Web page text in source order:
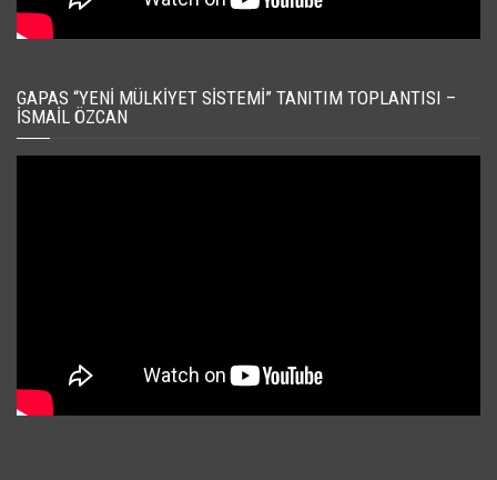
GAPAS “YENI MÜLKIYET SISTEMI” TANITIM TOPLANTISI –
İSMAIL ÖZCAN